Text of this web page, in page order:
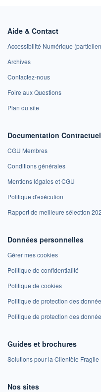
Aide & Contact
Accessibilité Numérique
Archives
Contactez-nous
Foire aux Questions
Plan du site
Documentation
CGU Membres
Conditions générales
Mentions légales et CGU
Politique d'exécution
Rapport de meilleure sélection
Données personnelles
Gérer mes cookies
Politique de confidentialité
Politique de cookies
Politique de protection des
Politique de protection des
Guides et brochures
Solutions pour la Clientèle Fragile
Nos sites